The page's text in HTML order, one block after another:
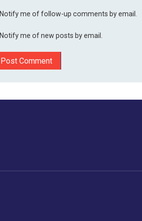
Notify me of follow-up comments by email.
Notify me of new posts by email.